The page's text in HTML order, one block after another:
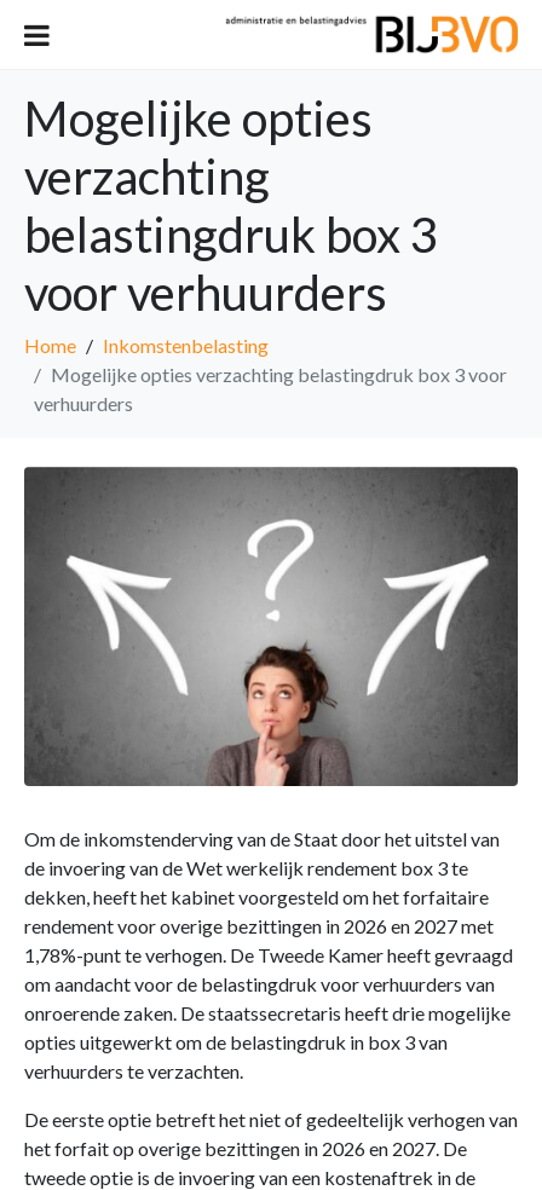
Mogelijke opties
verzachting
belastingdruk box 3
voor verhuurders
Home
Inkomstenbelasting
Mogelijke opties verzachting belastingdruk box 3 voor
verhuurders
Om de inkomstenderving van de Staat door het uitstel van
de invoering van de Wet werkelijk rendement box 3 te
dekken, heeft het kabinet voorgesteld om het forfaitaire
rendement voor overige bezittingen in 2026 en 2027 met
1,78%-punt te verhogen. De Tweede Kamer heeft gevraagd
om aandacht voor de belastingdruk voor verhuurders van
onroerende zaken. De staatssecretaris heeft drie mogelijke
opties uitgewerkt om de belastingdruk in box 3 van
verhuurders te verzachten.
De eerste optie betreft het niet of gedeeltelijk verhogen van
het forfait op overige bezittingen in 2026 en 2027. De
tweede optie is de invoering van een kostenaftrek in de